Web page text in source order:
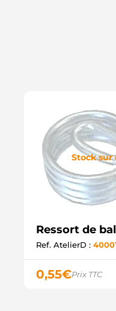
Stock sur
Ressort de
Ref. AtelierD :
0,55€Prix TTC